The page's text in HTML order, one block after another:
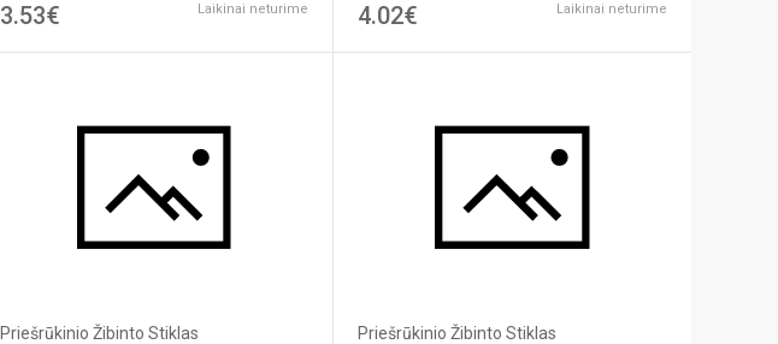
3.53€ Laikinai neturime 4.02€ Laikinai neturime
Priešrūkinio Žibinto Stiklas Priešrūkinio Žibinto Stiklas